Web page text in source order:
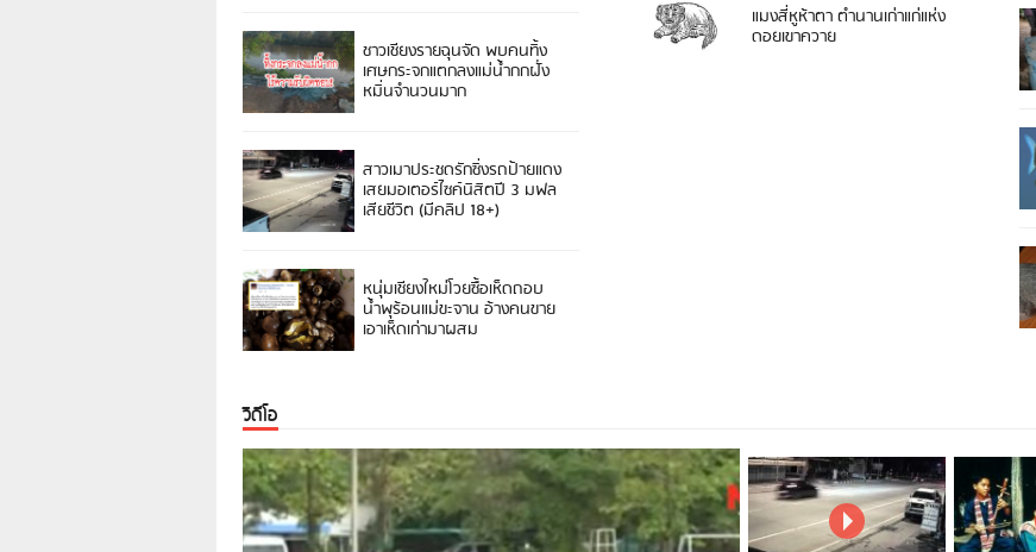
ชาวเชียงรายฉุนจัด พบคนทิ้ง
เศษกระจกแตกลงแม่น้ำกกฝั่ง
หมิ่นจำนวนมาก
สาวเมาประชดรักซิ่งรถป้ายแดง
เสยมอเตอร์ไซค์นิสิตปี 3 มฟล
เสียชีวิต (มีคลิป 18+)
หนุ่มเชียงใหม่โวยซื้อเห็ดถอบ
น้ำพุร้อนแม่ขะจาน อ้างคนขาย
เอาเห็ดเก่ามาผสม
แมงสี่หูห้าตา ตำนานเก่าแก่แห่ง
ดอยเขาควาย
วิดีโอ